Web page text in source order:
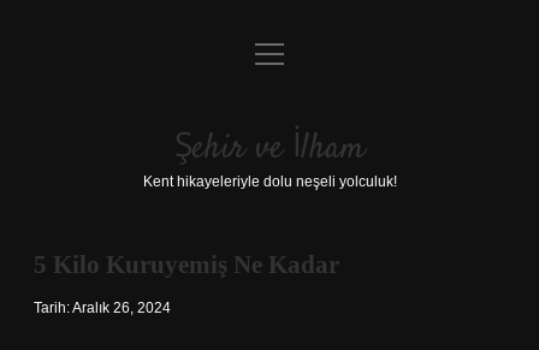
Anasayfa
Yasal Uyarı
menüyü
Şehir ve İlham
Kent hikayeleriyle dolu neşeli yolculuk!
5 Kilo Kuruyemiş Ne Kadar
Tarih: Aralık 26, 2024